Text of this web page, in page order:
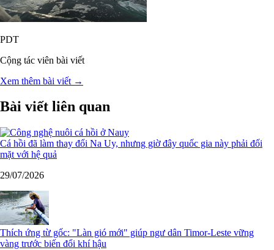
PDT
Cộng tác viên bài viết
Xem thêm bài viết →
Bài viết liên quan
Cá hồi đã làm thay đổi Na Uy, nhưng giờ đây quốc gia này phải đối
mặt với hệ quả
29/07/2026
Thích ứng từ gốc: "Làn gió mới" giúp ngư dân Timor-Leste vững
vàng trước biến đổi khí hậu